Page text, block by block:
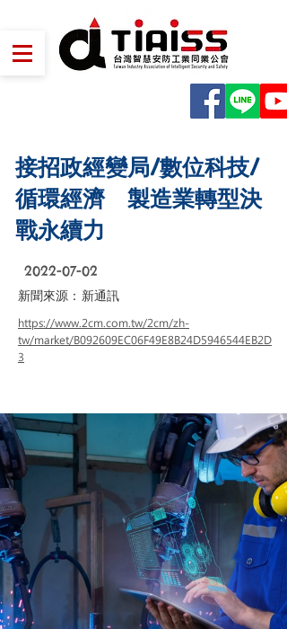
接招政經變局/數位科技/
循環經濟 製造業轉型決
戰永續力
2022-07-02
新通訊
新聞來源：
https://www.2cm.com.tw/2cm/zh-
tw/market/B092609EC06F49E8B24D5946544EB2D
3